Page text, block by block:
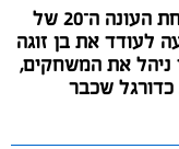
מאות אוהדים מילאו את היציעים בפתיחת העונה ה־20 של
לעודד את בן זוגה
ניהל את המשחקים,
שכבר